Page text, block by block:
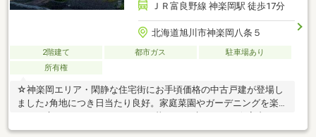
ＪＲ富良野線 神楽岡駅 徒歩17分
北海道旭川市神楽岡八条５
2階建て 都市ガス
駐車場あり
所有権
☆神楽岡エリア・閑静な住宅街にお手頃価格の中古戸建が登場し
ました♪角地につき日当たり良好。家庭菜園やガーデニングを楽し
部修繕が必要となりますクロスや水廻りをお好みに合わせて交換